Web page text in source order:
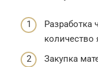
Разработка
Закупка